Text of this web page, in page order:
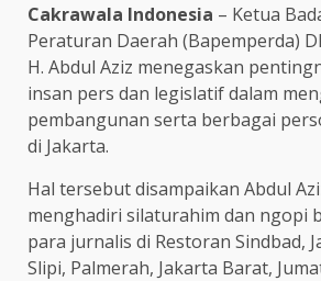
Cakrawala Indonesia – Ketua
Peraturan Daerah (Bapemperda)
H. Abdul Aziz menegaskan
insan pers dan legislatif dalam
pembangunan serta berbagai
di Jakarta.
Hal tersebut disampaikan Abdul
menghadiri silaturahim dan ngopi
para jurnalis di Restoran Sindbad,
Slipi, Palmerah, Jakarta Barat,